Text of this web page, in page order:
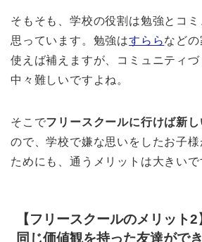
そもそも、学校の役割は勉強とコ
思っています。勉強はすららなど
使えば補えますが、コミュニティ
中々難しいですよね。
そこでフリースクールに行けば新
ので、学校で嫌な思いをしたお子
ためにも、通うメリットは大きいで
【フリースクールのメリット2
同じ価値観を持った友達がで